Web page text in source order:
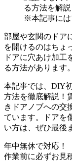
※本記事には
部屋や玄関のドア
を開けるのはちょ
ドアに穴あけ加工
る方法があります。
本記事では、DIY
方法を徹底解説！
きドアノブへの交
ています。ドアを
い方は、ぜひ最後
年中無休で対応！
作業前に必ずお見